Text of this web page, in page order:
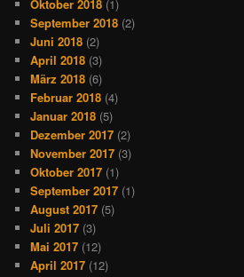
Oktober 2018 (1)
September 2018 (2)
Juni 2018 (2)
April 2018 (3)
März 2018 (6)
Februar 2018 (4)
Januar 2018 (5)
Dezember 2017 (2)
November 2017 (3)
Oktober 2017 (1)
September 2017 (1)
August 2017 (5)
Juli 2017 (3)
Mai 2017 (12)
April 2017 (12)